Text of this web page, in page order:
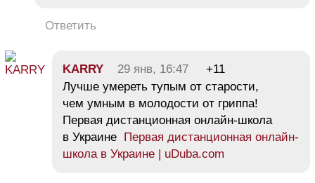
Ответить
KARRY 29 янв, 16:47
+11
Лучше умереть тупым от старости,
чем умным в молодости от гриппа!
Первая дистанционная онлайн-школа
в Украине
Первая дистанционная онлайн-
школа в Украине | uDuba.com